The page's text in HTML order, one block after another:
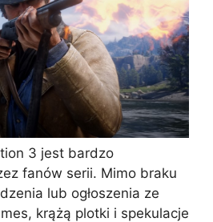
3 jest bardzo
fanów serii. Mimo braku
lub ogłoszenia ze
krążą plotki i spekulacje